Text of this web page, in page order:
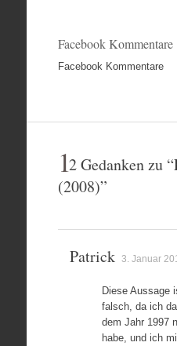
Facebook Kommentare
Facebook Kommentare
12 Gedanken zu “
(2008)”
Patrick 3. Januar
Diese Aussage
falsch, da ich
dem Jahr 1997
habe, und ich